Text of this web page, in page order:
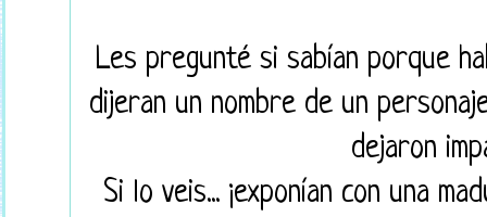
Les pregunté si sabían porque
dijeran un nombre de un
dejaron
Si lo veis... ¡exponían con una